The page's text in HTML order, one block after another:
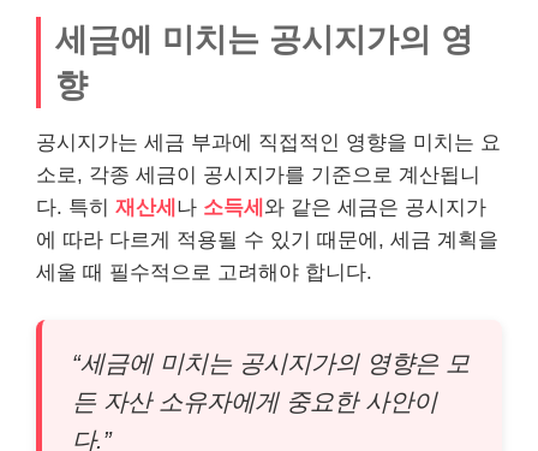
세금에 미치는 공시지가의 영
향
공시지가는 세금 부과에 직접적인 영향을 미치는 요
소로, 각종 세금이 공시지가를 기준으로 계산됩니
다. 특히 재산세 나 소득세 와 같은 세금은 공시지가
에 따라 다르게 적용될 수 있기 때문에, 세금 계획을
세울 때 필수적으로 고려해야 합니다.
“세금에 미치는 공시지가의 영향은 모
든 자산 소유자에게 중요한 사안이
다.”